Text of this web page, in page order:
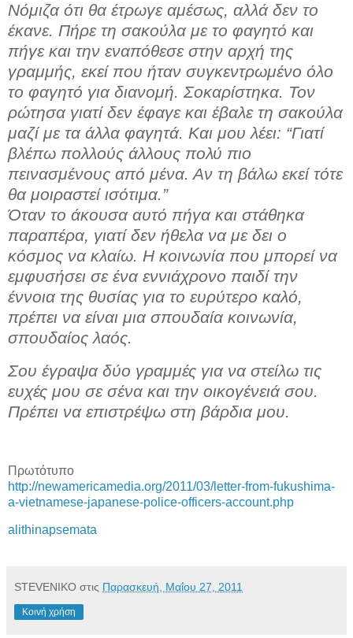
Νόμιζα ότι θα έτρωγε αμέσως, αλλά δεν το
έκανε. Πήρε τη σακούλα με το φαγητό και
πήγε και την εναπόθεσε στην αρχή της
γραμμής, εκεί που ήταν συγκεντρωμένο όλο
το φαγητό για διανομή. Σοκαρίστηκα. Τον
ρώτησα γιατί δεν έφαγε και έβαλε τη σακούλα
μαζί με τα άλλα φαγητά. Και μου λέει: “Γιατί
βλέπω πολλούς άλλους πολύ πιο
πεινασμένους από μένα. Αν τη βάλω εκεί τότε
θα μοιραστεί ισότιμα.”
Όταν το άκουσα αυτό πήγα και στάθηκα
παραπέρα, γιατί δεν ήθελα να με δει ο
κόσμος να κλαίω. Η κοινωνία που μπορεί να
εμφυσήσει σε ένα εννιάχρονο παιδί την
έννοια της θυσίας για το ευρύτερο καλό,
πρέπει να είναι μια σπουδαία κοινωνία,
σπουδαίος λαός.
Σου έγραψα δύο γραμμές για να στείλω τις
ευχές μου σε σένα και την οικογένειά σου.
Πρέπει να επιστρέψω στη βάρδια μου.
Πρωτότυπο
http://newamericamedia.org/2011/03/letter-from-fukushima-
a-vietnamese-japanese-police-officers-account.php
alithinapsemata
STEVENIKO στις Παρασκευή, Μαΐου 27, 2011
Κοινή χρήση